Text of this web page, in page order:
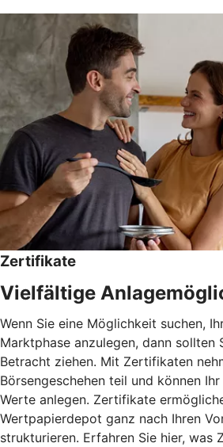
Zertifikate
Vielfältige
Wenn Sie eine Möglichkeit suchen,
Marktphase anzulegen, dann sollten
Betracht ziehen. Mit Zertifikaten
Börsengeschehen teil und können
Werte anlegen. Zertifikate
Wertpapierdepot ganz nach Ihren
strukturieren. Erfahren Sie hier, was